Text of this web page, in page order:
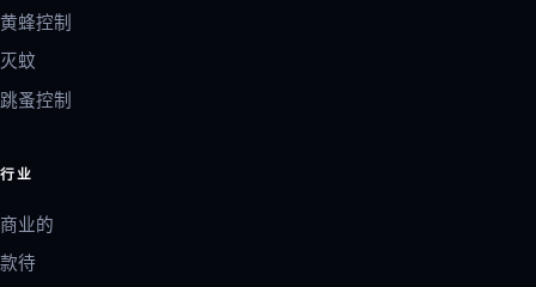
黄蜂控制
灭蚊
跳蚤控制
行业
商业的
款待